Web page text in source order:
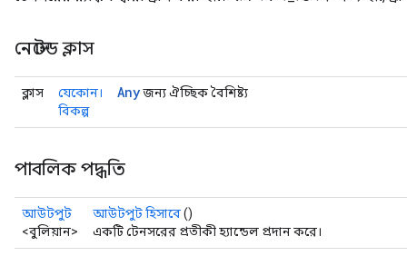
নেস্টেড ক্লাস
ক্লাস
যেকোন।
বিকল্প
Anyজন্য ঐচ্ছিক বৈশিষ্ট্য
পাবলিক পদ্ধতি
আউটপুট
<বুলিয়ান>
আউটপুট হিসাবে()
একটি টেনসরের প্রতীকী হ্যান্ডেল প্রদান করে।